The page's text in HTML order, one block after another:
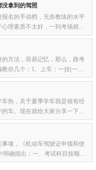
观十分钟...
拿到的驾照
名的手动档，无奈教练的水平
理素质不太好，一到考场就极
到了20年马上3年就要过期了，
驾校继续学...
方法，容易记忆，那么，路考
你几个：1、上车：一挂(一档)
镜)五放(手刹)六行走；2、行
镜)；3、...
热，关于夏季学车我是很有经
车。现在就给大家分享一下夏
程中如果感觉身体不舒服，千万
时到阴凉处...
项，《机动车驾驶证申领和使
明确指出：一、考试科目按顺
顺序分别预约考试，每个科目